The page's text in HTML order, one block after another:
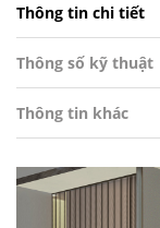
Thông tin chi tiết
Thông số kỹ thuật
Thông tin khác